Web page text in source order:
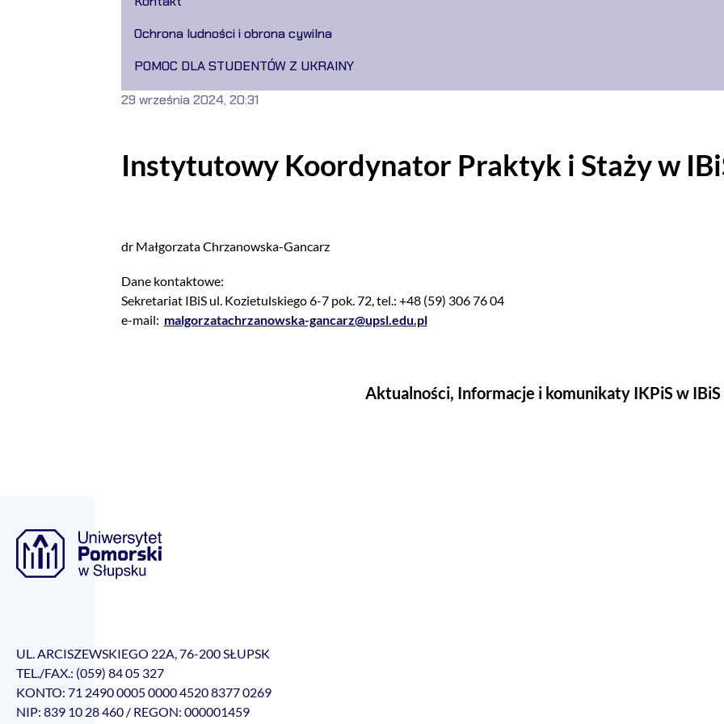
Ochrona ludności i obrona cywilna
POMOC DLA STUDENTÓW Z UKRAINY
Instytutowy Koordynator Praktyk i Staży w
29 września 2024, 20:31
dr Małgorzata Chrzanowska-Gancarz
Dane kontaktowe:
Sekretariat IBiS ul. Kozietulskiego 6-7 pok. 72, tel.: +48 (59) 306 76 04
e-mail: malgorzatachrzanowska-gancarz@upsl.edu.pl
Aktualności, Informacje i komunikaty IKPiS w IBiS
UL. ARCISZEWSKIEGO 22A, 76-200 SŁUPSK
TEL./FAX.: (059) 84 05 327
KONTO: 71 2490 0005 0000 4520 8377 0269
NIP: 839 10 28 460 / REGON: 000001459